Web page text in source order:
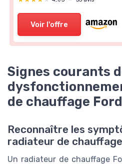
Voir l'offre
Signes courants
de chauffage Ford
Reconnaître les
radiateur de
Un radiateur de chauffage